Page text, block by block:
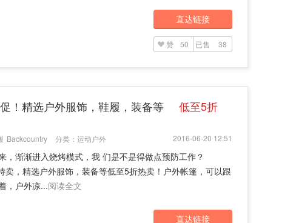
直达链接
赞 50 已售 38
！精选户外服饰，鞋履，装备等
低至5折
2016-06-20 12:51
Backcountry 分类： 运动户外
，渐渐进入烧烤模式，我 们是不是得做点预防工作？
卖，精选户外服饰，装备等低至5折热卖！户外帐篷，可以跟
，户外凉...阅读全文
直达链接